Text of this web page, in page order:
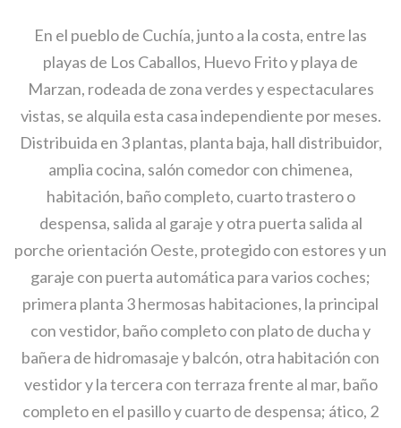
En el pueblo de Cuchía, junto a la costa, entre las
playas de Los Caballos, Huevo Frito y playa de
Marzan, rodeada de zona verdes y espectaculares
vistas, se alquila esta casa independiente por meses.
Distribuida en 3 plantas, planta baja, hall distribuidor,
amplia cocina, salón comedor con chimenea,
habitación, baño completo, cuarto trastero o
despensa, salida al garaje y otra puerta salida al
porche orientación Oeste, protegido con estores y un
garaje con puerta automática para varios coches;
primera planta 3 hermosas habitaciones, la principal
con vestidor, baño completo con plato de ducha y
bañera de hidromasaje y balcón, otra habitación con
vestidor y la tercera con terraza frente al mar, baño
completo en el pasillo y cuarto de despensa; ático, 2